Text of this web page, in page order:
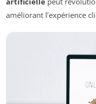
améliorant l’expérience